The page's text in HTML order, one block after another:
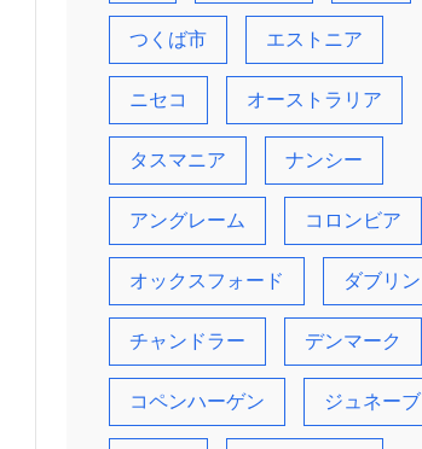
つくば市 エストニア
ニセコ オーストラリア
タスマニア ナンシー
アングレーム コロンビア
オックスフォード ダブリン
チャンドラー デンマーク
コペンハーゲン ジュネーブ